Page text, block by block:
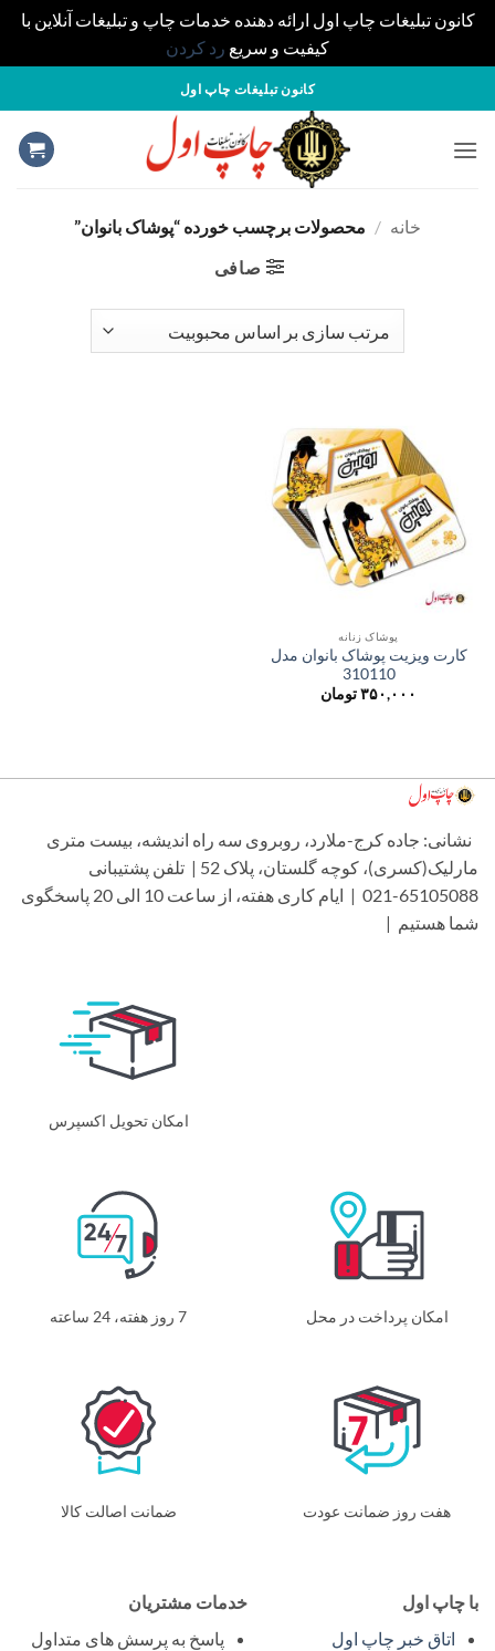
کانون تبلیغات چاپ اول ارائه دهنده خدمات چاپ و تبلیغات آنلاین با
کیفیت و سریع رد کردن
کانون تبلیغات چاپ اول
خانه / محصولات برچسب خورده “پوشاک بانوان”
صافی
پوشاک زنانه
کارت ویزیت پوشاک بانوان مدل
310110
۳۵۰,۰۰۰تومان
نشانی: جاده کرج-ملارد، روبروی سه راه اندیشه، بیست متری
مارلیک(کسری)، کوچه گلستان، پلاک 52 | تلفن پشتیبانی
65105088-021 | ایام کاری هفته، از ساعت 10 الی 20 پاسخگوی
شما هستیم |
امکان تحویل اکسپرس
امکان پرداخت در محل
هفت روز ضمانت عودت ضمانت اصالت کالا
با چاپ اول
اتاق خبر چاپ اول
خدمات مشتریان
پاسخ به پرسش های متداول